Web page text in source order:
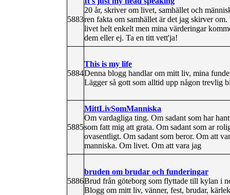
5883
20 år, skriver om livet, samhället och
ren fakta om samhället är det jag skirver
livet helt enkelt men mina värderingar
dem eller ej. Ta en titt vett'ja!
5884
This is my life
Denna blogg handlar om mitt liv, mina
Lägger så gott som alltid upp någon trevlig
5885
MittLivSomManniska
Om vardagliga ting. Om sadant som har
som fatt mig att grata. Om sadant som ar
ovasentligt. Om sadant som beror. Om att
manniska. Om livet. Om att vara jag
5886
bruden om brudar och funderingar
Brud från göteborg som flyttade till kylan i
Blogg om mitt liv, vänner, fest, brudar,